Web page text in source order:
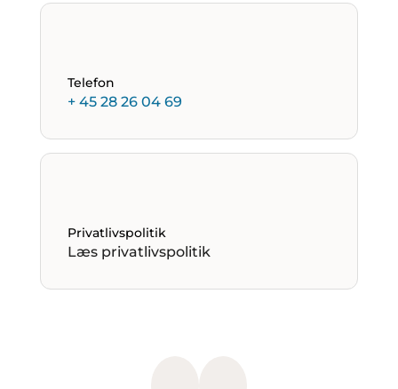
Telefon
+ 45 28 26 04 69
Privatlivspolitik
Læs privatlivspolitik